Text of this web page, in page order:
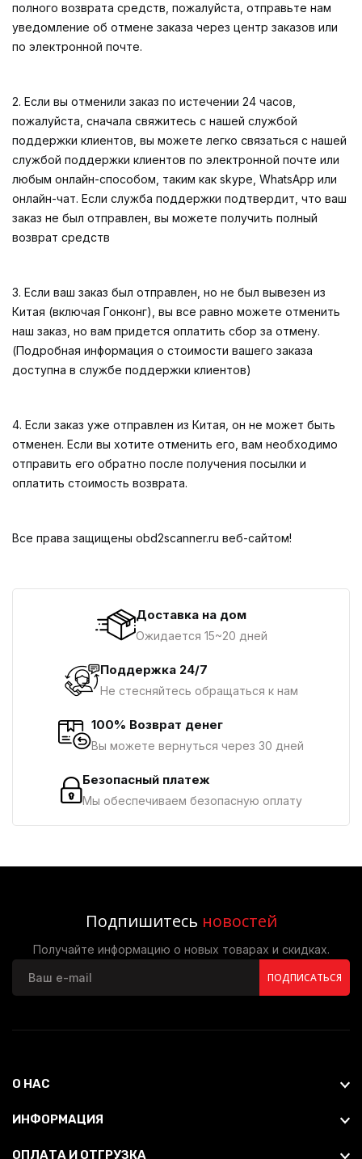
полного возврата средств, пожалуйста, отправьте нам
уведомление об отмене заказа через центр заказов или
по электронной почте.
2. Если вы отменили заказ по истечении 24 часов,
пожалуйста, сначала свяжитесь с нашей службой
поддержки клиентов, вы можете легко связаться с нашей
службой поддержки клиентов по электронной почте или
любым онлайн-способом, таким как skype, WhatsApp или
онлайн-чат. Если служба поддержки подтвердит, что ваш
заказ не был отправлен, вы можете получить полный
возврат средств
3. Если ваш заказ был отправлен, но не был вывезен из
Китая (включая Гонконг), вы все равно можете отменить
наш заказ, но вам придется оплатить сбор за отмену.
(Подробная информация о стоимости вашего заказа
доступна в службе поддержки клиентов)
4. Если заказ уже отправлен из Китая, он не может быть
отменен. Если вы хотите отменить его, вам необходимо
отправить его обратно после получения посылки и
оплатить стоимость возврата.
Все права защищены obd2scanner.ru веб-сайтом!
Доставка на дом
Ожидается 15~20 дней
Поддержка 24/7
Не стесняйтесь обращаться к нам
100% Возврат денег
Вы можете вернуться через 30 дней
Безопасный платеж
Мы обеспечиваем безопасную оплату
Подпишитесь новостей
Получайте информацию о новых товарах и скидках.
ПОДПИСАТЬСЯ
О НАС
ИНФОРМАЦИЯ
ОПЛАТА И ОТГРУЗКА